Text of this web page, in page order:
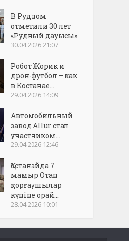
В Рудном
отметили 30 лет
«Рудный дауысы»
30.04.2026 21:07
Робот Жорик и
дрон-футбол – как
в Костанае...
29.04.2026 14:09
Автомобильный
завод Allur стал
участником...
29.04.2026 12:46
Қостанайда 7
мамыр Отан
қорғаушылар
күніне орай...
28.04.2026 10:01